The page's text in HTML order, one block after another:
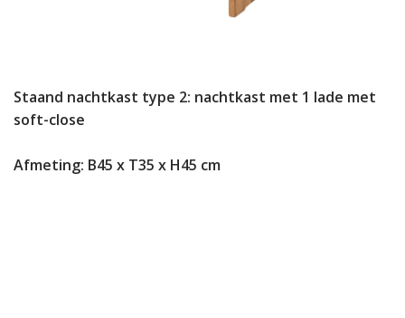
Staand nachtkast type 2: nachtkast met 1 lade met
soft-close
Afmeting: B45 x T35 x H45 cm